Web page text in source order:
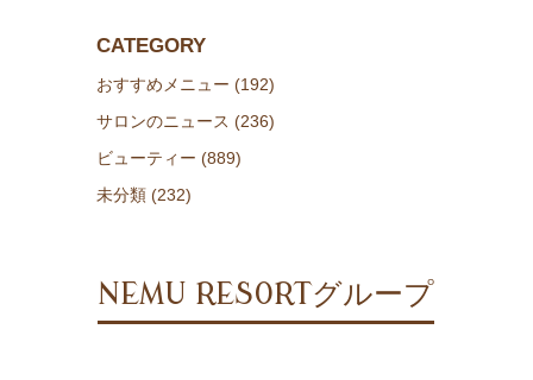
CATEGORY
おすすめメニュー (192)
サロンのニュース (236)
ビューティー (889)
未分類 (232)
NEMU RESORTグループ